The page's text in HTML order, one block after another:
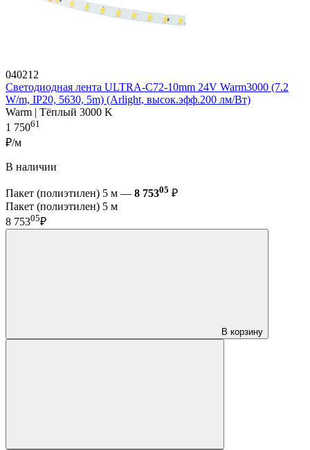
040212
Светодиодная лента ULTRA-C72-10mm 24V Warm3000 (7.2
W/m, IP20, 5630, 5m) (Arlight, высок.эфф.200 лм/Вт)
Warm | Тёплый 3000 K
1 75061
₽/м
В наличии
Пакет (полиэтилен) 5 м — 8 75305 ₽
Пакет (полиэтилен) 5 м
8 75305₽
В корзину